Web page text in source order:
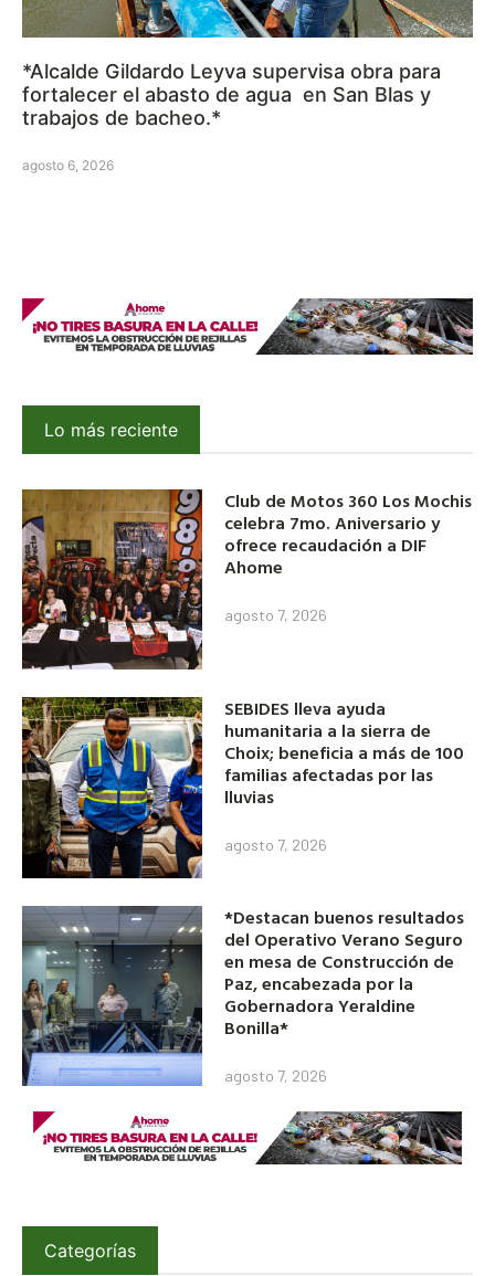
*Alcalde Gildardo Leyva supervisa obra para
fortalecer el abasto de agua en San Blas y
trabajos de bacheo.*
agosto 6, 2026
Lo más reciente
Club de Motos 360 Los Mochis
celebra 7mo. Aniversario y
ofrece recaudación a DIF
Ahome
agosto 7, 2026
SEBIDES lleva ayuda
humanitaria a la sierra de
Choix; beneficia a más de 100
familias afectadas por las
lluvias
agosto 7, 2026
*Destacan buenos resultados
del Operativo Verano Seguro
en mesa de Construcción de
Paz, encabezada por la
Gobernadora Yeraldine
Bonilla*
agosto 7, 2026
Categorías